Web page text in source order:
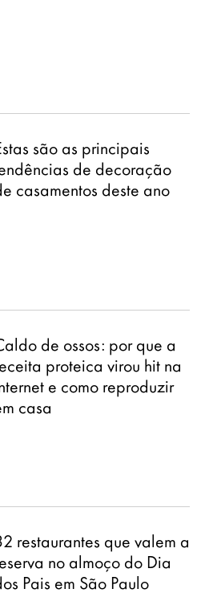
são as principais
de decoração
casamentos deste ano
de ossos: por que a
proteica virou hit na
e como reproduzir
casa
restaurantes que valem a
no almoço do Dia
Pais em São Paulo